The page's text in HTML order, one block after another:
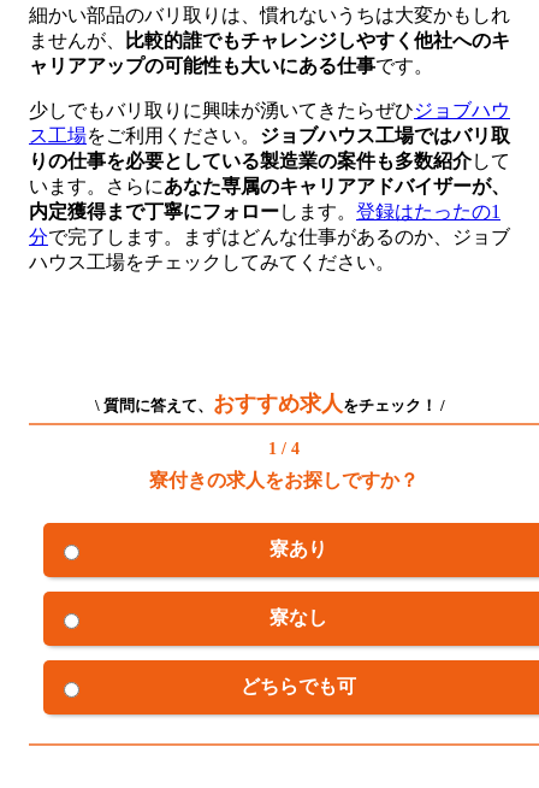
細かい部品のバリ取りは、慣れないうちは大変かもしれ
ませんが、
比較的誰でもチャレンジしやすく他社へのキ
ャリアアップの可能性も大いにある仕事です。
少しでもバリ取りに興味が湧いてきたらぜひジョブハウ
ス工場をご利用ください。 ジョブハウス工場ではバリ取
りの仕事を必要としている製造業の案件も多数紹介して
います。さらにあなた専属のキャリアアドバイザーが、
内定獲得まで丁寧にフォローします。 登録はたったの1
分で完了します。まずはどんな仕事があるのか、ジョブ
ハウス工場をチェックしてみてください。
\ 質問に答えて、 おすすめ求人をチェック！ /
1 / 4
寮付きの求人をお探しですか？
寮あり
寮なし
どちらでも可